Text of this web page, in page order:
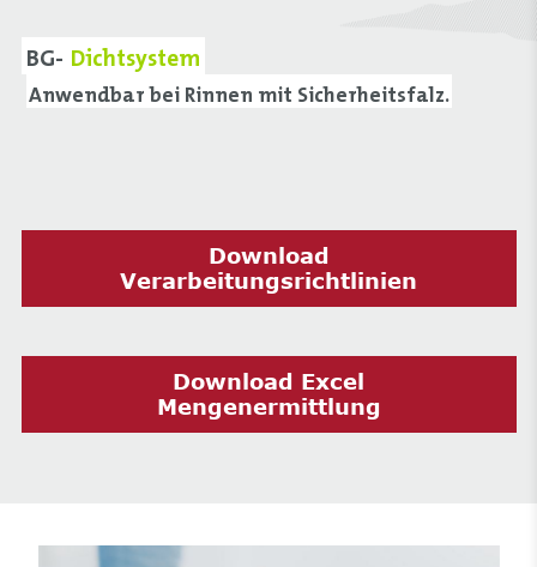
BG- Dichtsystem
Anwendbar bei Rinnen mit Sicherheitsfalz.
Download
Verarbeitungsrichtlinien
Download Excel
Mengenermittlung